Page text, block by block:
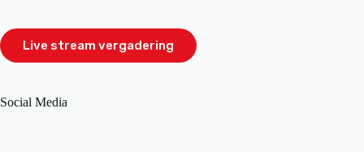
Live stream vergadering
Social Media